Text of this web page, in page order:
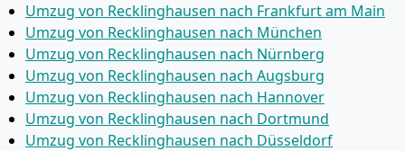
Umzug von Recklinghausen nach Frankfurt am Main
Umzug von Recklinghausen nach München
Umzug von Recklinghausen nach Nürnberg
Umzug von Recklinghausen nach Augsburg
Umzug von Recklinghausen nach Hannover
Umzug von Recklinghausen nach Dortmund
Umzug von Recklinghausen nach Düsseldorf